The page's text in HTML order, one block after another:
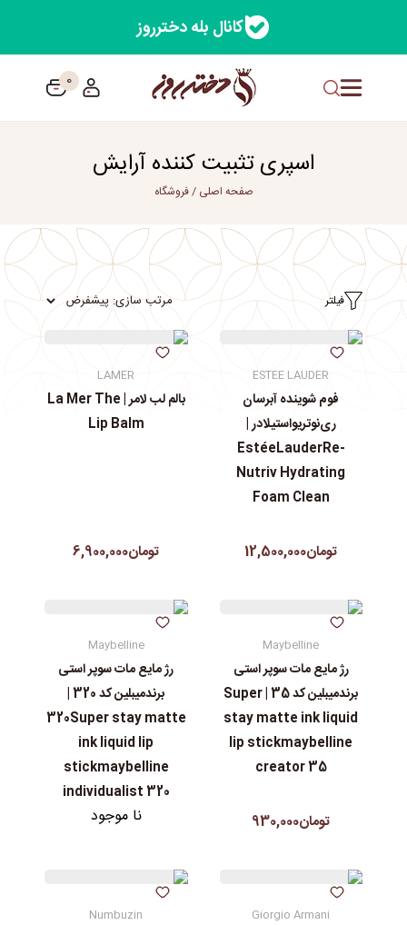
کانال بله دخترروز
0
اسپری تثبیت کننده آرایش
صفحه اصلی /فروشگاه
فیلتر
ESTEE LAUDER
فوم شوینده آبرسان
ری‌نوتریواستیلادر |
EstéeLauderRe-
Nutriv Hydrating
Foam Clean
تومان12,500,000
LAMER
بالم لب لامر | La Mer The
Lip Balm
تومان6,900,000
Maybelline
رژ مایع مات سوپر استی‌
برندمیبلین کد 35 | Super
stay matte ink liquid
lip stickmaybelline
creator 35
تومان930,000
Maybelline
رژ مایع مات سوپر استی‌
برندمیبلین کد 320 |
320Super stay matte
ink liquid lip
stickmaybelline
individualist 320
نا موجود
Giorgio Armani
Numbuzin